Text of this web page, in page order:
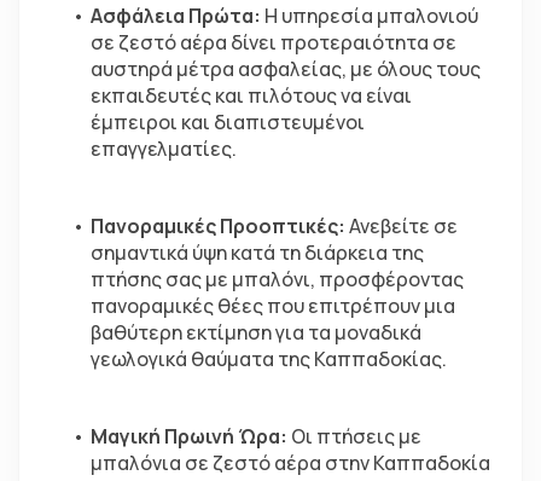
Ασφάλεια Πρώτα: Η υπηρεσία μπαλονιού
σε ζεστό αέρα δίνει προτεραιότητα σε
αυστηρά μέτρα ασφαλείας, με όλους τους
εκπαιδευτές και πιλότους να είναι
έμπειροι και διαπιστευμένοι
επαγγελματίες.
Πανοραμικές Προοπτικές: Ανεβείτε σε
σημαντικά ύψη κατά τη διάρκεια της
πτήσης σας με μπαλόνι, προσφέροντας
πανοραμικές θέες που επιτρέπουν μια
βαθύτερη εκτίμηση για τα μοναδικά
γεωλογικά θαύματα της Καππαδοκίας.
Μαγική Πρωινή Ώρα: Οι πτήσεις με
μπαλόνια σε ζεστό αέρα στην Καππαδοκία